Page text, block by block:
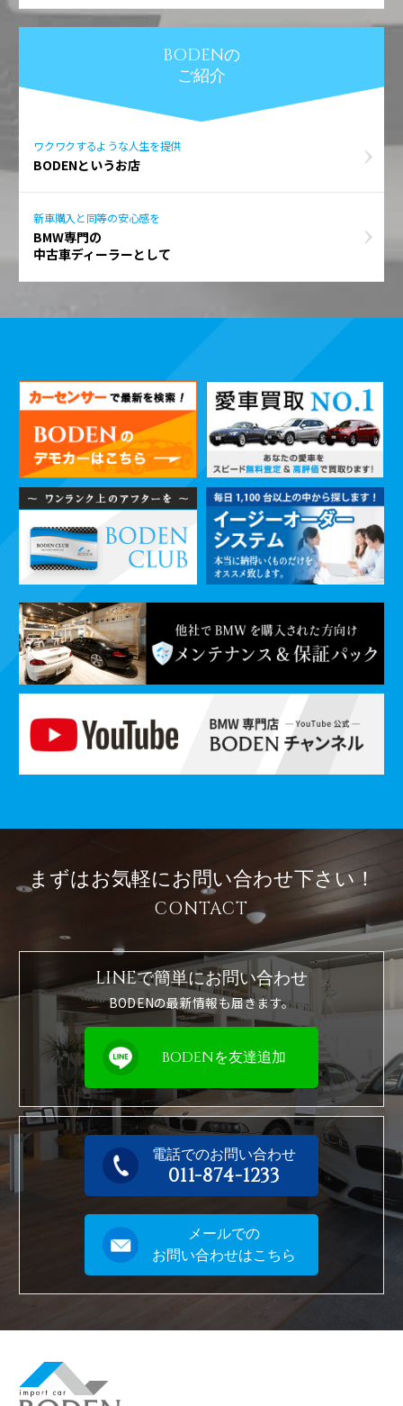
BODENの
ご紹介
ワクワクするような人生を提供
BODENというお店
新車購入と同等の安心感を
BMW専門の
中古車ディーラーとして
まずはお気軽にお問い合わせ下さい！
CONTACT
LINEで簡単にお問い合わせ
BODENの最新情報も届きます。
BODENを友達追加
電話でのお問い合わせ
011-874-1233
メールでの
お問い合わせはこちら